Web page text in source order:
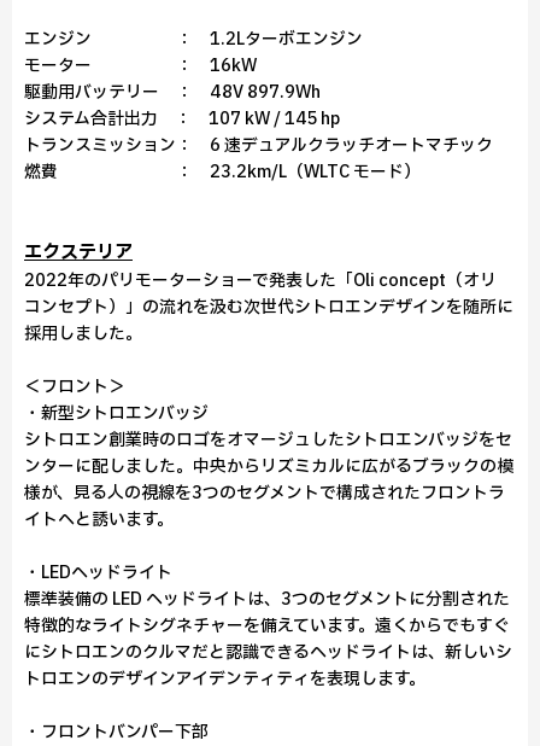
エンジン ： 1.2Lターボエンジン
モーター ： 16kW
駆動用バッテリー ： 48V 897.9Wh
システム合計出力 ： 107 kW / 145 hp
トランスミッション： 6 速デュアルクラッチオートマチック
燃費 ： 23.2km/L（WLTC モード）
エクステリア
2022年のパリモーターショーで発表した「Oli concept（オリ
コンセプト）」の流れを汲む次世代シトロエンデザインを随所に
採用しました。
＜フロント＞
・新型シトロエンバッジ
シトロエン創業時のロゴをオマージュしたシトロエンバッジをセ
ンターに配しました。中央からリズミカルに広がるブラックの模
様が、見る人の視線を3つのセグメントで構成されたフロントラ
イトへと誘います。
・LEDヘッドライト
標準装備の LED ヘッドライトは、3つのセグメントに分割された
特徴的なライトシグネチャーを備えています。遠くからでもすぐ
にシトロエンのクルマだと認識できるヘッドライトは、新しいシ
トロエンのデザインアイデンティティを表現します。
・フロントバンパー下部